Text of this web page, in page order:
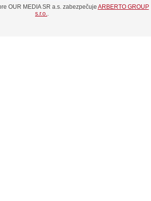
OUR MEDIA SR a.s. zabezpečuje ARBERTO GROUP
s.r.o.